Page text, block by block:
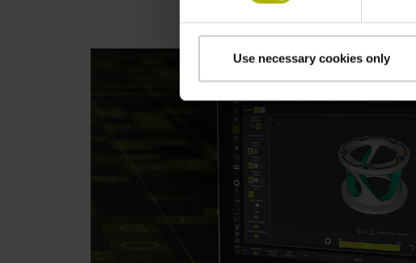
Use necessary cookies only